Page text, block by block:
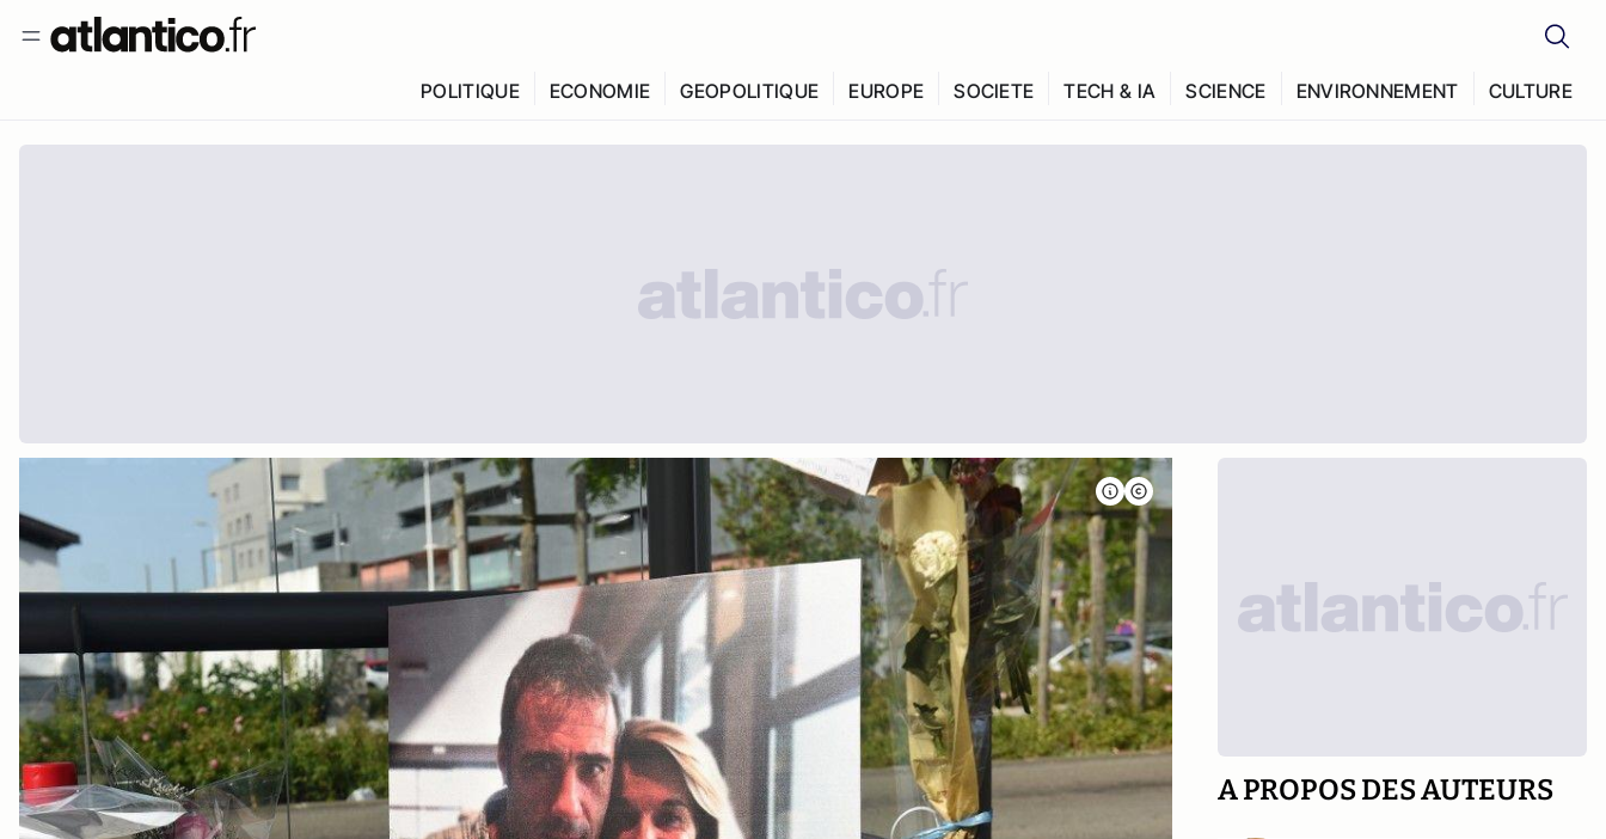
POLITIQUE ECONOMIE GEOPOLITIQUE EUROPE SOCIETE TECH & IA SCIENCE ENVIRONNEMENT CULTURE
A PROPOS DES AUTEURS